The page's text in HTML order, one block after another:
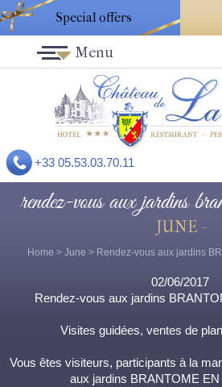
Special offers
+33 05.53.03.70.11
Menu
rendez-vous aux jardins
JUNE -
Home > June > Rendez-vous aux jardins
02/06/2017
Rendez-vous aux jardins
Visites guidées, ventes de
Vous êtes visiteurs, participants à la
aux jardins BRANTOME